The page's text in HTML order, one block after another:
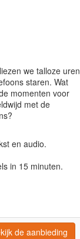
we talloze uren
staren. Wat
momenten voor
met de
en audio.
in 15 minuten.
de aanbieding